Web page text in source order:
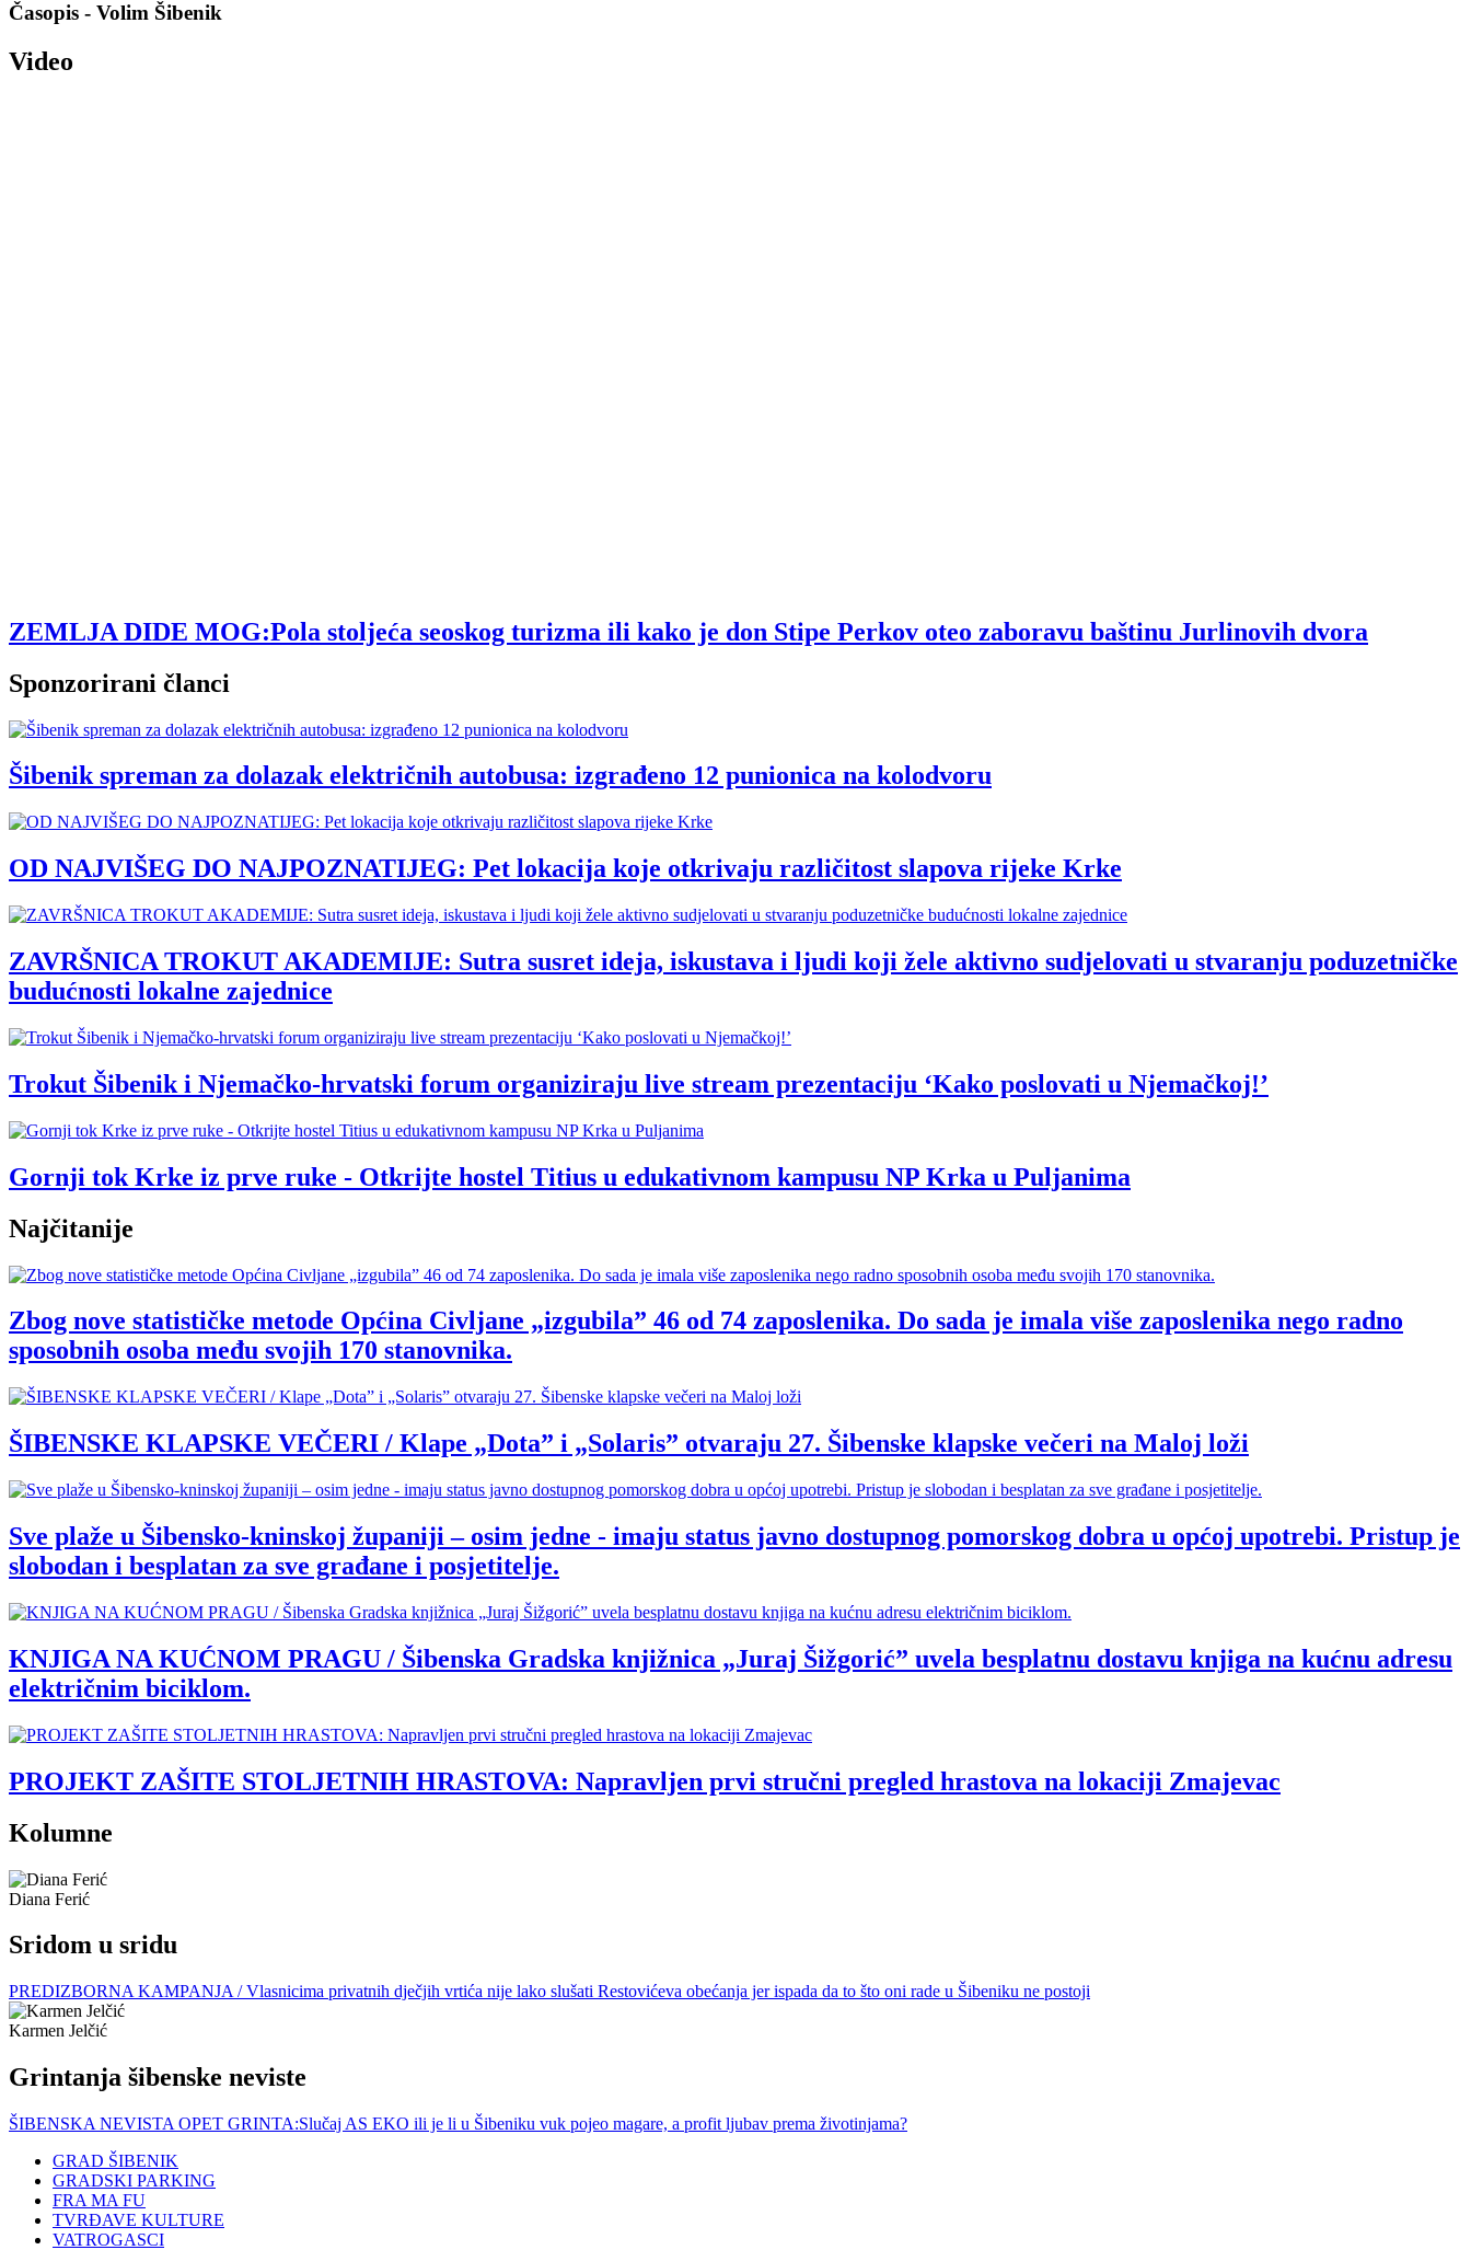
Časopis - Volim Šibenik
Video
ZEMLJA DIDE MOG:Pola stoljeća seoskog turizma ili kako je don Stipe Perkov oteo zaboravu baštinu Jurlinovih dvora
Sponzorirani članci
Šibenik spreman za dolazak električnih autobusa: izgrađeno 12 punionica na kolodvoru
OD NAJVIŠEG DO NAJPOZNATIJEG: Pet lokacija koje otkrivaju različitost slapova rijeke Krke
ZAVRŠNICA TROKUT AKADEMIJE: Sutra susret ideja, iskustava i ljudi koji žele aktivno sudjelovati u stvaranju poduzetničke
budućnosti lokalne zajednice
Trokut Šibenik i Njemačko-hrvatski forum organiziraju live stream prezentaciju ‘Kako poslovati u Njemačkoj!’
Gornji tok Krke iz prve ruke - Otkrijte hostel Titius u edukativnom kampusu NP Krka u Puljanima
Najčitanije
Zbog nove statističke metode Općina Civljane „izgubila” 46 od 74 zaposlenika. Do sada je imala više zaposlenika nego radno
sposobnih osoba među svojih 170 stanovnika.
ŠIBENSKE KLAPSKE VEČERI / Klape „Dota” i „Solaris” otvaraju 27. Šibenske klapske večeri na Maloj loži
Sve plaže u Šibensko-kninskoj županiji – osim jedne - imaju status javno dostupnog pomorskog dobra u općoj upotrebi. Pristup je
slobodan i besplatan za sve građane i posjetitelje.
KNJIGA NA KUĆNOM PRAGU / Šibenska Gradska knjižnica „Juraj Šižgorić” uvela besplatnu dostavu knjiga na kućnu adresu
električnim biciklom.
PROJEKT ZAŠITE STOLJETNIH HRASTOVA: Napravljen prvi stručni pregled hrastova na lokaciji Zmajevac
Kolumne
Diana Ferić
Sridom u sridu
PREDIZBORNA KAMPANJA / Vlasnicima privatnih dječjih vrtića nije lako slušati Restovićeva obećanja jer ispada da to što oni rade u Šibeniku ne postoji
Karmen Jelčić
Grintanja šibenske neviste
ŠIBENSKA NEVISTA OPET GRINTA:Slučaj AS EKO ili je li u Šibeniku vuk pojeo magare, a profit ljubav prema životinjama?
GRAD ŠIBENIK
GRADSKI PARKING
FRA MA FU
TVRĐAVE KULTURE
VATROGASCI